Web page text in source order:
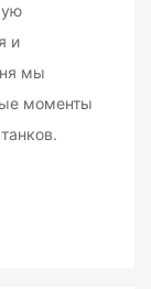
и
мы
моменты